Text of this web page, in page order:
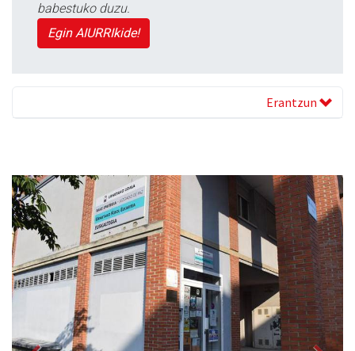
babestuko duzu.
Egin AIURRIkide!
Erantzun